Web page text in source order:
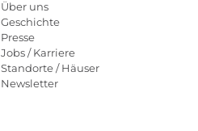
Über uns
Geschichte
Presse
Jobs / Karriere
Standorte / Häuser
Newsletter